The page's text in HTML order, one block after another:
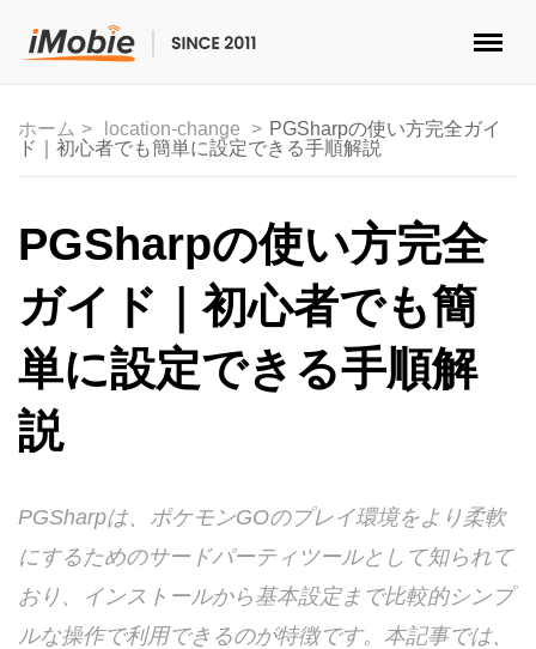
マルチメディア
便利ツール
ソリューション
ストア
サポート
言語選択
ホーム location-change
PGSharpの使い方完全ガイ
ド｜初心者でも簡単に設定できる手順解説
PGSharpの使い方完全
ガイド｜初心者でも簡
単に設定できる手順解
説
PGSharpは、ポケモンGOのプレイ環境をより柔軟
にするためのサードパーティツールとして知られて
おり、インストールから基本設定まで比較的シンプ
ルな操作で利用できるのが特徴です。本記事では、